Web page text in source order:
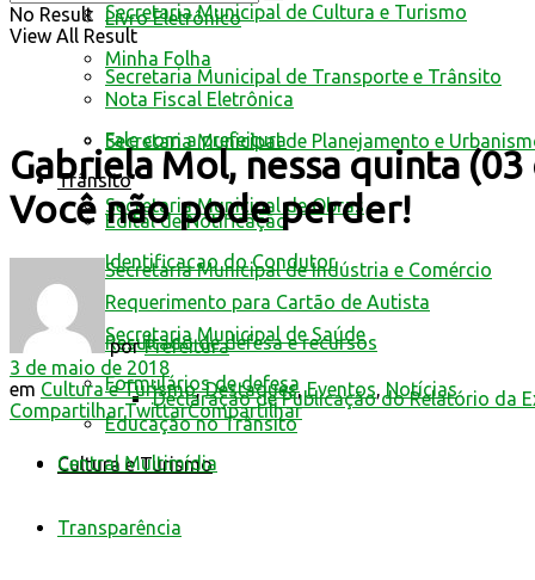
Livro Eletrônico
Minha Folha
Nota Fiscal Eletrônica
Fale com a prefeitura
Trânsito
Edital de Notificação
Identificacao do Condutor
Requerimento para Cartão de Autista
Resultado de defesa e recursos
Formulários de defesa
Educação no Trânsito
Cultura e Turismo
Secretaria Municipal de Cultura e Turismo
Secretaria Municipal de Transporte e Trânsito
Secretaria Municipal de Planejamento e
Secretaria Municipal de Obras
Secretaria Municipal de Indústria e Comércio
Secretaria Municipal de Saúde
Declaração de Publicação do Relatório da
Central Multimídia
Transparência
No Result
View All Result
Gabriela Mol, nessa quinta
Você não pode perder!
por Prefeitura
3 de maio de 2018
em Cultura e Turismo,Destaques,Eventos, Notícias
CompartilharTwittarCompartilhar